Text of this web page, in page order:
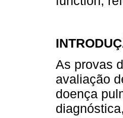
As provas
avaliação
doença